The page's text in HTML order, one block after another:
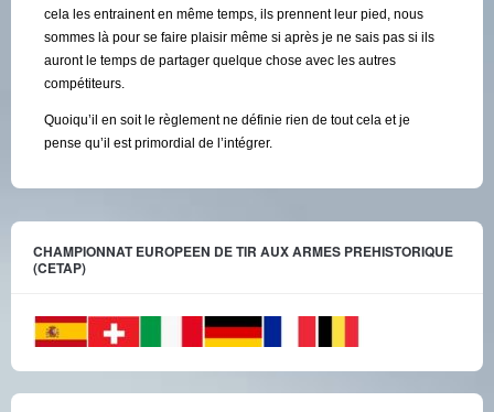
cela les entrainent en même temps, ils prennent leur pied, nous
sommes là pour se faire plaisir même si après je ne sais pas si ils
auront le temps de partager quelque chose avec les autres
compétiteurs.
Quoiqu’il en soit le règlement ne définie rien de tout cela et je
pense qu’il est primordial de l’intégrer.
CHAMPIONNAT EUROPEEN DE TIR AUX ARMES PREHISTORIQUE
(CETAP)